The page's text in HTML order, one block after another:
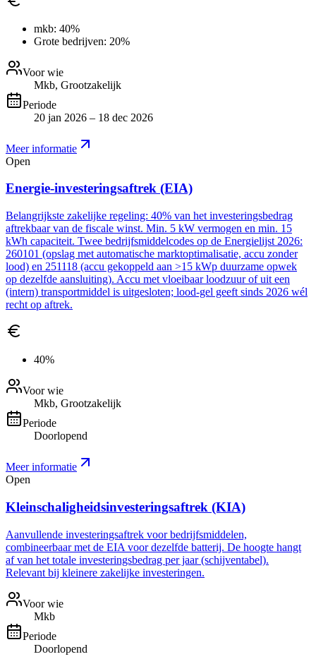
mkb: 40%
Grote bedrijven: 20%
Voor wie
Mkb, Grootzakelijk
Periode
20 jan 2026 – 18 dec 2026
Meer informatie
Open
Energie-investeringsaftrek (EIA)
Belangrijkste zakelijke regeling: 40% van het investeringsbedrag
aftrekbaar van de fiscale winst. Min. 5 kW vermogen en min. 15
kWh capaciteit. Twee bedrijfsmiddelcodes op de Energielijst 2026:
260101 (opslag met automatische marktoptimalisatie, accu zonder
lood) en 251118 (accu gekoppeld aan >15 kWp duurzame opwek
op dezelfde aansluiting). Accu met vloeibaar loodzuur of uit een
(intern) transportmiddel is uitgesloten; lood-gel geeft sinds 2026 wél
recht op aftrek.
40%
Voor wie
Mkb, Grootzakelijk
Periode
Doorlopend
Meer informatie
Open
Kleinschaligheidsinvesteringsaftrek (KIA)
Aanvullende investeringsaftrek voor bedrijfsmiddelen,
combineerbaar met de EIA voor dezelfde batterij. De hoogte hangt
af van het totale investeringsbedrag per jaar (schijventabel).
Relevant bij kleinere zakelijke investeringen.
Voor wie
Mkb
Periode
Doorlopend